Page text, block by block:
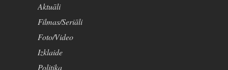
Aktuāli
Filmas/Seriāli
Foto/Video
Izklaide
Politika